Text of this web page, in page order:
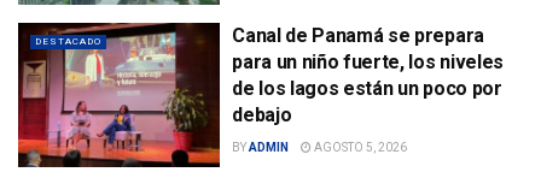
DESTACADO
Canal de Panamá se prepara
para un niño fuerte, los niveles
de los lagos están un poco por
debajo
BYADMIN AGOSTO 5, 2026